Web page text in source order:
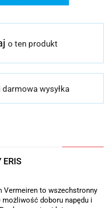
o ten produkt
darmowa wysyłka
ERIS
Vermeiren to wszechstronny
doboru napędu i